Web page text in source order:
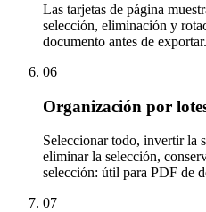
Las tarjetas de página
selección, eliminación y
documento antes de exportar.
06
Organización por
Seleccionar todo, invertir la
eliminar la selección,
selección: útil para PDF de
07